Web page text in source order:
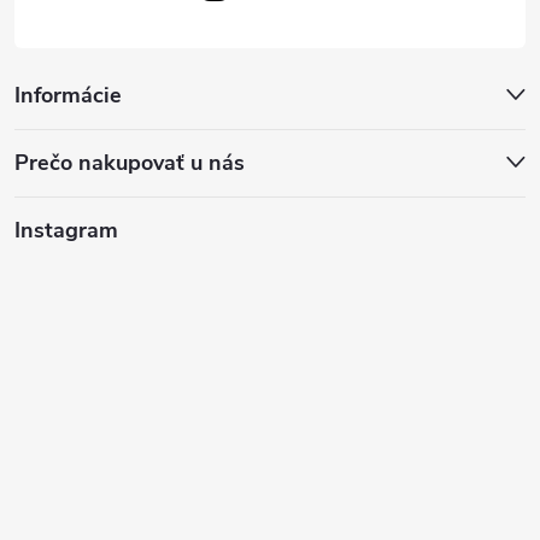
Informácie
Prečo nakupovať u nás
Instagram